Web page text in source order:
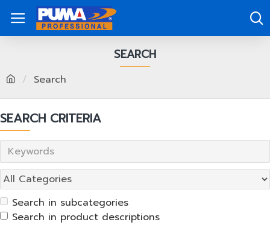
Search
SEARCH
SEARCH CRITERIA
Search in subcategories
Search in product descriptions